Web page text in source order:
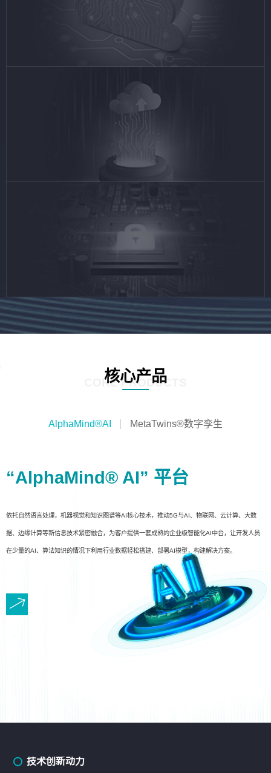
核心产品
CORE PRODUCTS
AlphaMind®AI MetaTwins®数字孪生
“AlphaMind® AI” 平台
依托自然语言处理，机器视觉和知识图谱等AI核心技术，推动5G与AI、物联网、云计算、大数
据、边缘计算等新信息技术紧密融合，为客户提供一套成熟的企业级智能化AI中台，让开发人员
在少量的AI、算法知识的情况下利用行业数据轻松搭建、部署AI模型，构建解决方案。
技术创新动力